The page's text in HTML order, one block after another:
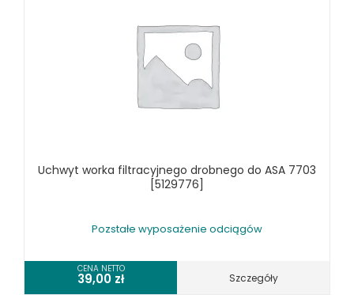
Uchwyt worka filtracyjnego drobnego do ASA 7703
[5129776]
Pozstałe wyposażenie odciągów
CENA NETTO
39,00 zł Szczegóły